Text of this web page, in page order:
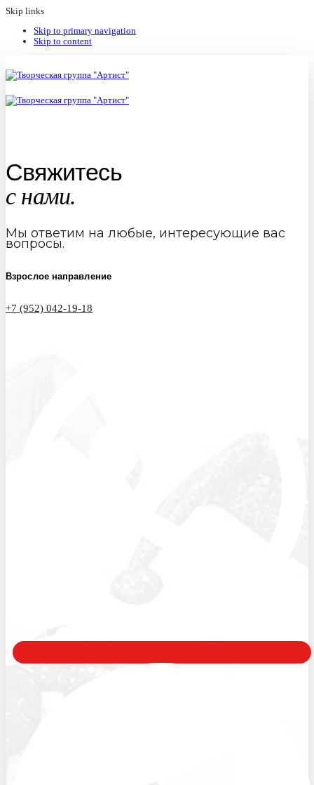
Skip links
Skip to primary navigation
Skip to content
Свяжитесь
с нами.
Мы ответим на любые, интересующие вас
вопросы.
Взрослое направление
+7 (952) 042-19-18